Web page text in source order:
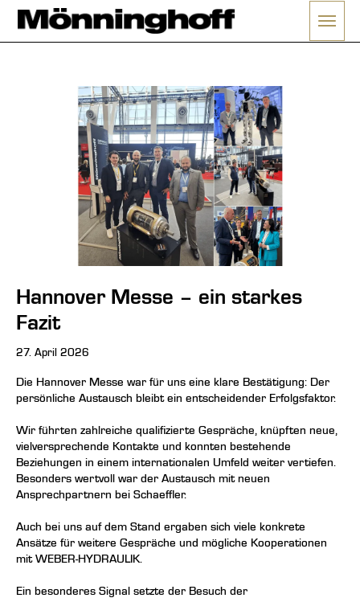
Menü
Hannover Messe – ein starkes
Fazit
27. April 2026
Die Hannover Messe war für uns eine klare Bestätigung: Der
persönliche Austausch bleibt ein entscheidender Erfolgsfaktor.
Wir führten zahlreiche qualifizierte Gespräche, knüpften neue,
vielversprechende Kontakte und konnten bestehende
Beziehungen in einem internationalen Umfeld weiter vertiefen.
Besonders wertvoll war der Austausch mit neuen
Ansprechpartnern bei Schaeffler.
Auch bei uns auf dem Stand ergaben sich viele konkrete
Ansätze für weitere Gespräche und mögliche Kooperationen
mit WEBER-HYDRAULIK.
Ein besonderes Signal setzte der Besuch der